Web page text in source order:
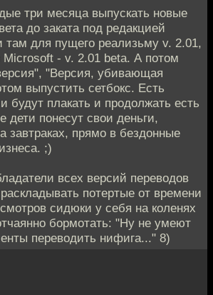
три месяца выпускать новые
до заката под редакцией
там для пущего реализьму v. 2.01,
- v. 2.01 beta. А потом
"Версия, убивающая
выпустить сетбокс. Есть
плакать и продолжать есть
дети понесут свои деньги,
завтраках, прямо в бездонные
;)
всех версий переводов
потертые от времени
сидюки у себя на коленях
бормотать: "Ну не умеют
переводить нифига..." 8)